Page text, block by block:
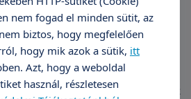
beavatkozás reggelén kell
(CSVSZ) szabadon
felkereshetőek az egész
nem fogad el minden sütit, az
biztos, hogy megfelelően
hogy mik azok a sütik, itt
Azt, hogy a weboldal
használ, részletesen